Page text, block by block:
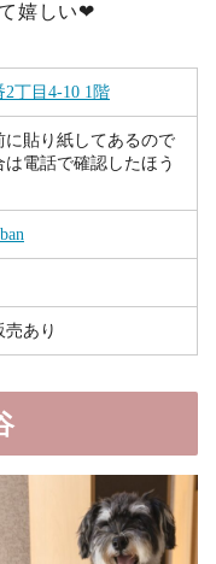
嬉しい❤︎
丁目4-10 1階
貼り紙してあるので
電話で確認したほう
あり